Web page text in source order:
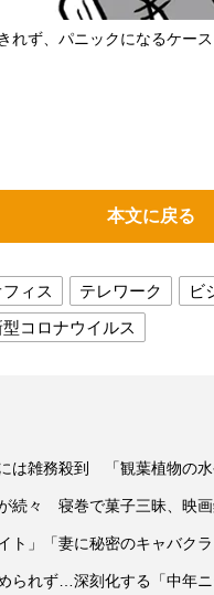
れず、パニックになるケー
本文に戻る
フィス テレワーク ビ
型コロナウイルス
は雑務殺到 「観葉植物の
続々 寝巻で菓子三昧、映
ト」「妻に秘密のキャバク
られず…深刻化する「中年